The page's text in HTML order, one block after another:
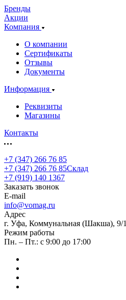
Бренды
Акции
Компания
О компании
Сертификаты
Отзывы
Документы
Информация
Реквизиты
Магазины
Контакты
+7 (347) 266 76 85
+7 (347) 266 76 85Склад
+7 (919) 140 1367
Заказать звонок
E-mail
info@vomag.ru
Адрес
г. Уфа, Коммунальная (Шакша), 9/1
Режим работы
Пн. – Пт.: с 9:00 до 17:00